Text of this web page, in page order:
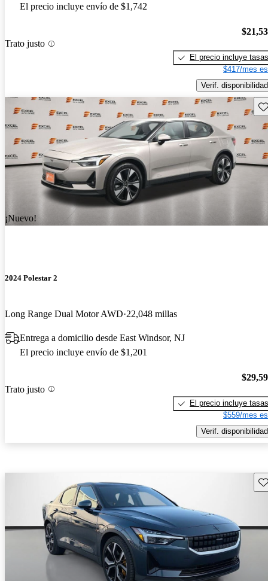
El precio incluye envío de $1,742
Trato justo
El precio incluye tasas
$417/mes
Verif. disponibilidad
¡Nuevo!
2024 Polestar 2
Long Range Dual Motor AWD 22,048 millas
Entrega a domicilio desde East Windsor, NJ
El precio incluye envío de $1,201
Trato justo
El precio incluye tasas
$559/mes
Verif. disponibilidad